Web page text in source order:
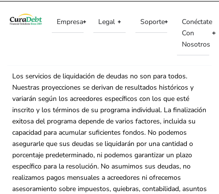
Empresa Legal Soporte
Conéctate
Con
Nosotros
Los servicios de liquidación de deudas no son para todos.
Nuestras proyecciones se derivan de resultados históricos y
variarán según los acreedores específicos con los que esté
inscrito y los términos de su programa individual. La finalización
exitosa del programa depende de varios factores, incluida su
capacidad para acumular suficientes fondos. No podemos
asegurarle que sus deudas se liquidarán por una cantidad o
porcentaje predeterminado, ni podemos garantizar un plazo
específico para la resolución. No asumimos sus deudas, no
realizamos pagos mensuales a acreedores ni ofrecemos
asesoramiento sobre impuestos, quiebras, contabilidad, asuntos